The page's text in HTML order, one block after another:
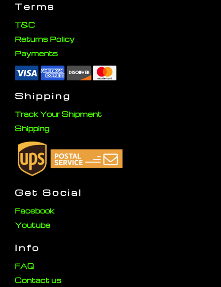
Terms
T&C
Returns Policy
Payments
Shipping
Track Your Shipment
Shipping
Get Social
Facebook
Youtube
Info
FAQ
Contact us